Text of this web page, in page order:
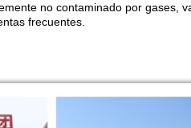
no contaminado por gases,
frecuentes.